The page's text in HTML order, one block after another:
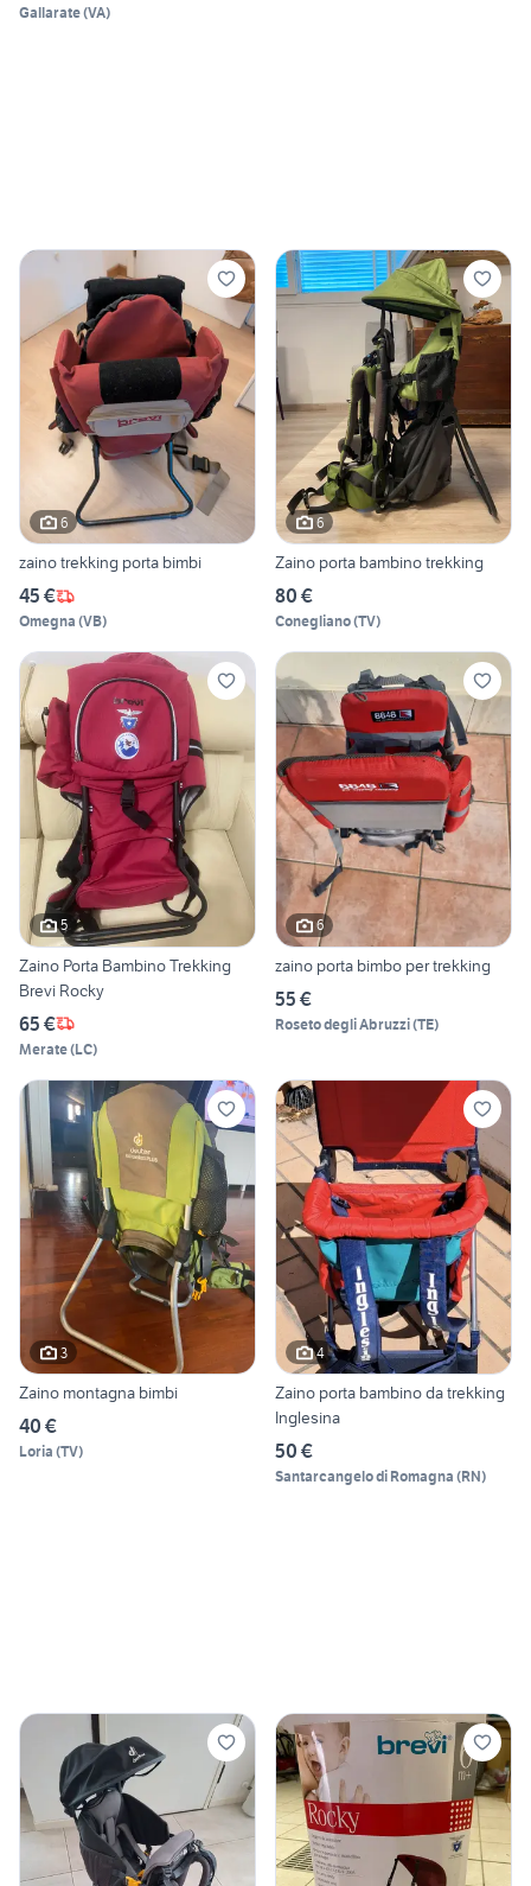
Gallarate(VA)
6
zaino trekking porta bimbi
45 €
Omegna (VB)
6
Zaino porta bambino trekking
80 €
Conegliano(TV)
5
Zaino Porta Bambino Trekking
Brevi Rocky
65 €
Merate(LC)
6
zaino porta bimbo per trekking
55 €
Roseto degli Abruzzi(TE)
3
Zaino montagna bimbi
40 €
Loria (TV)
4
Zaino porta bambino da trekking
Inglesina
50 €
Santarcangelo di Romagna (RN)